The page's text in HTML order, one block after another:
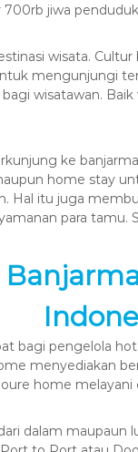
700rb jiwa
wisata.
mengunjungi
wisatawan.
ke
home stay
Hal itu juga
para tamu.
bagi pengelola
menyediakan
home melayani
dalam maupaun